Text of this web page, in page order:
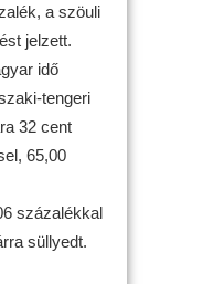
a szöuli
jelzett.
idő
tengeri
32 cent
65,00
százalékkal
süllyedt.